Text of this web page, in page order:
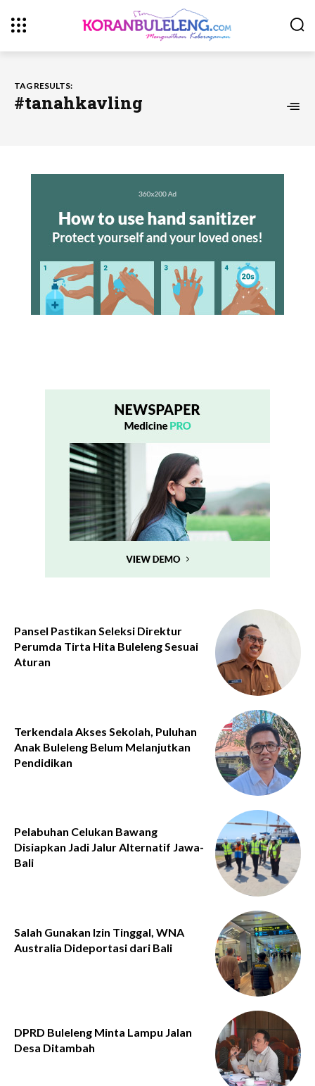
TAG RESULTS:
#tanahkavling
Pansel Pastikan Seleksi Direktur
Perumda Tirta Hita Buleleng Sesuai
Aturan
Terkendala Akses Sekolah, Puluhan
Anak Buleleng Belum Melanjutkan
Pendidikan
Pelabuhan Celukan Bawang
Disiapkan Jadi Jalur Alternatif Jawa-
Bali
Salah Gunakan Izin Tinggal, WNA
Australia Dideportasi dari Bali
DPRD Buleleng Minta Lampu Jalan
Desa Ditambah